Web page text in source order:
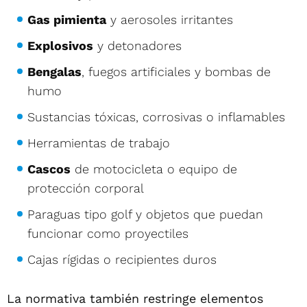
Gas pimientay aerosoles irritantes
Explosivos y detonadores
Bengalas, fuegos artificiales y bombas de
humo
Sustancias tóxicas, corrosivas o inflamables
Herramientas de trabajo
Cascos de motocicleta o equipo de
protección corporal
Paraguas tipo golf y objetos que puedan
funcionar como proyectiles
Cajas rígidas o recipientes duros
La normativa también restringe elementos